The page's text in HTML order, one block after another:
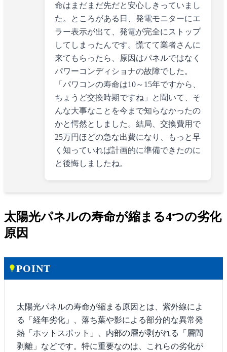
命はまだまだ先だと安心しきっていまし
た。ところがある日、発電モニターにエ
ラー表示が出て、発電が完全にストップ
してしまったんです。慌てて業者さんに
来てもらったら、原因はパネルではなく
パワーコンディショナの故障でした。
「パワコンの寿命は10～15年ですから、
ちょうど交換時期ですね」と聞いて、そ
んな大事なことを今まで知らなかったの
かと愕然としました。結局、交換費用で
25万円ほどの急な出費になり、もっと早
く知っていれば計画的に準備できたのに
と後悔しましたね。
太陽光パネルの寿命が縮まる4つの劣化
原因
lightbulbPOINT
太陽光パネルの寿命が縮まる原因とは、紫外線によ
る「経年劣化」、落ち葉や影による部分的な異常発
熱「ホットスポット」、内部の層が剥がれる「層間
剥離」などです。特に重要なのは、これらの劣化が